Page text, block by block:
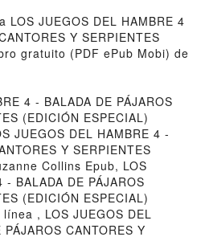
JUEGOS DEL HAMBRE 4
Y SERPIENTES
gratuito (PDF ePub Mobi) de
4 - BALADA DE PÁJAROS
(EDICIÓN ESPECIAL)
JUEGOS DEL HAMBRE 4 -
Y SERPIENTES
Collins Epub, LOS
BALADA DE PÁJAROS
(EDICIÓN ESPECIAL)
, LOS JUEGOS DEL
CANTORES Y